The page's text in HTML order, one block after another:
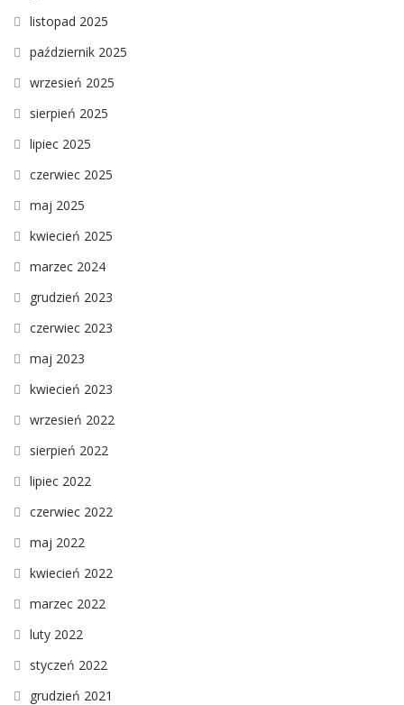
listopad 2025
październik 2025
wrzesień 2025
sierpień 2025
lipiec 2025
czerwiec 2025
maj 2025
kwiecień 2025
marzec 2024
grudzień 2023
czerwiec 2023
maj 2023
kwiecień 2023
wrzesień 2022
sierpień 2022
lipiec 2022
czerwiec 2022
maj 2022
kwiecień 2022
marzec 2022
luty 2022
styczeń 2022
grudzień 2021